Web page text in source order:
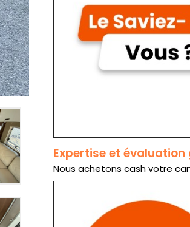
Expertise et
Nous achetons cash votre